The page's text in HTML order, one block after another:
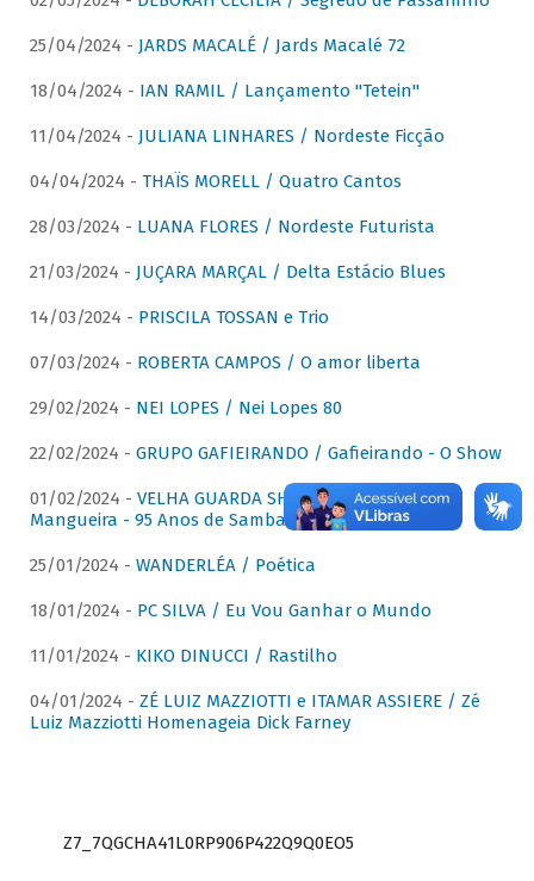
25/04/2024 - JARDS MACALÉ / Jards Macalé 72
18/04/2024 - IAN RAMIL / Lançamento "Tetein"
11/04/2024 - JULIANA LINHARES / Nordeste Ficção
04/04/2024 - THAÏS MORELL / Quatro Cantos
28/03/2024 - LUANA FLORES / Nordeste Futurista
21/03/2024 - JUÇARA MARÇAL / Delta Estácio Blues
14/03/2024 - PRISCILA TOSSAN e Trio
07/03/2024 - ROBERTA CAMPOS / O amor liberta
29/02/2024 - NEI LOPES / Nei Lopes 80
22/02/2024 - GRUPO GAFIEIRANDO / Gafieirando - O Show
01/02/2024 - VELHA GUARDA SHOW DA MANGUEIRA /
Mangueira - 95 Anos de Samba
25/01/2024 - WANDERLÉA / Poética
18/01/2024 - PC SILVA / Eu Vou Ganhar o Mundo
11/01/2024 - KIKO DINUCCI / Rastilho
04/01/2024 - ZÉ LUIZ MAZZIOTTI e ITAMAR ASSIERE / Zé
Luiz Mazziotti Homenageia Dick Farney
Z7_7QGCHA41L0RP906P422Q9Q0EO5